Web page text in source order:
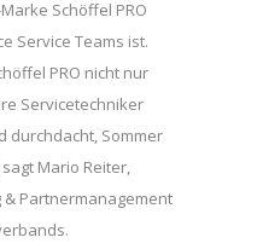
Schöffel PRO
Service Teams ist.
PRO nicht nur
Servicetechniker
durchdacht, Sommer
Mario Reiter,
Partnermanagement